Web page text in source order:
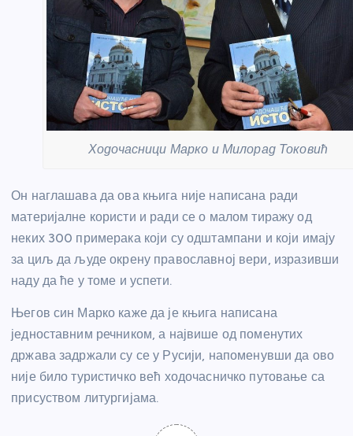
Ходочасници Марко и Милорад Токовић
Он наглашава да ова књига није написана ради
материјалне користи и ради се о малом тиражу од
неких 300 примерака који су одштампани и који имају
за циљ да људе окрену православној вери, изразивши
наду да ће у томе и успети.
Његов син Марко каже да је књига написана
једноставним речником, а највише од поменутих
држава задржали су се у Русији, напоменувши да ово
није било туристичко већ ходочасничко путовање са
присуством литургијама.